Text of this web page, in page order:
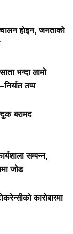
होइन, जनताको
भन्दा लामो
ठप्प
बरामद
सम्पन्न,
जोड
कारोबारमा